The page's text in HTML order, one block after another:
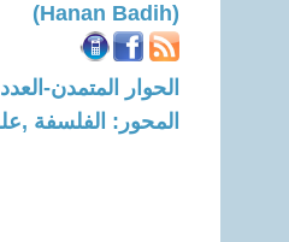
(Hanan Badih)
الحوار المتمدن-العدد: 8704 - 2026 / 5 / 11 -
المحور: الفلسفة